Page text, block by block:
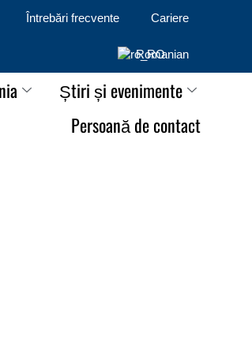
Întrebări frecvente Cariere
Romanian
Știri și evenimente
Persoană de contact